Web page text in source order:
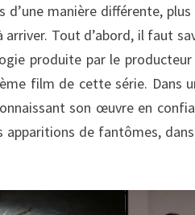
d’une manière différente,
arriver. Tout d’abord, il faut
produite par le
film de cette série. Dans
son œuvre en
apparitions de fantômes,